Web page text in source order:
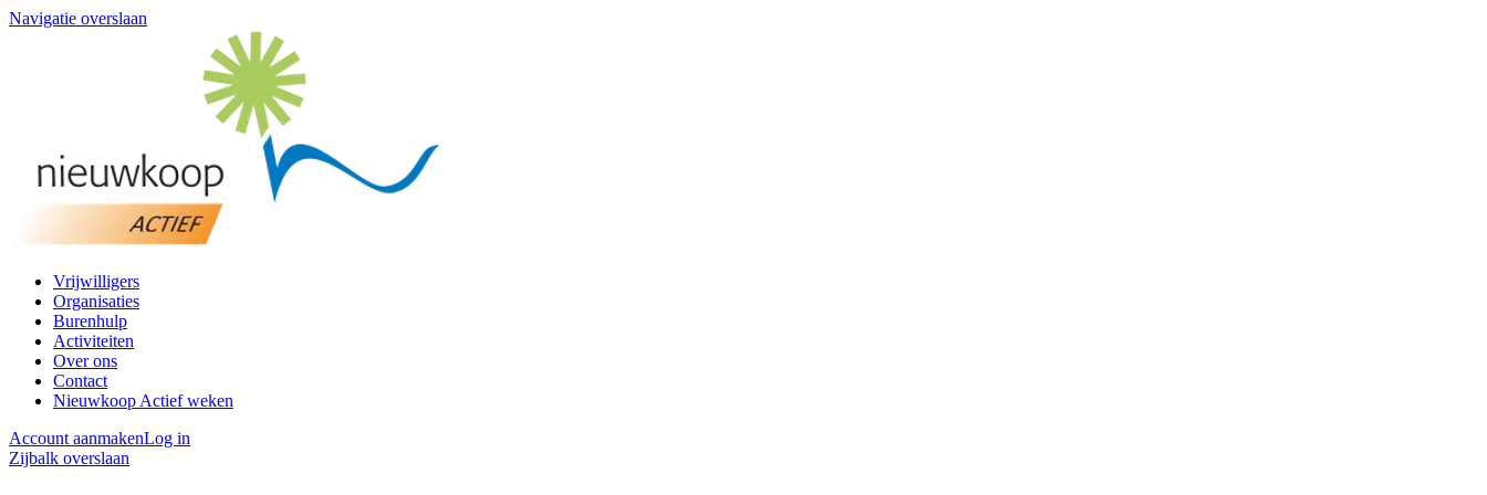
Navigatie overslaan
Vrijwilligers
Organisaties
Burenhulp
Activiteiten
Over ons
Contact
Nieuwkoop Actief weken
Account aanmakenLog in
Zijbalk overslaan